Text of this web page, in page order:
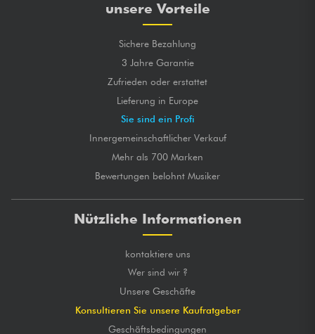
unsere Vorteile
Sichere Bezahlung
3 Jahre Garantie
Zufrieden oder erstattet
Lieferung in Europe
Sie sind ein Profi
Innergemeinschaftlicher Verkauf
Mehr als 700 Marken
Bewertungen belohnt Musiker
Nützliche Informationen
kontaktiere uns
Wer sind wir ?
Unsere Geschäfte
Konsultieren Sie unsere Kaufratgeber
Geschäftsbedingungen